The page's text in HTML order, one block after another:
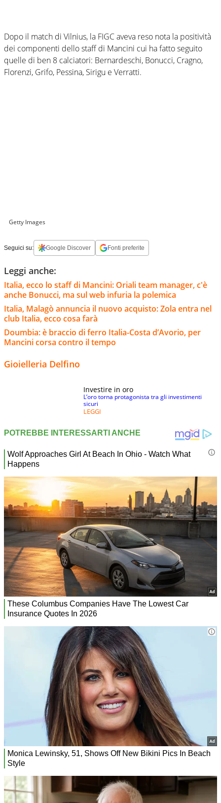
Dopo il match di Vilnius, la FIGC aveva reso nota la positività
dei componenti dello staff di Mancini cui ha fatto seguito
quelle di ben 8 calciatori: Bernardeschi, Bonucci, Cragno,
Florenzi, Grifo, Pessina, Sirigu e Verratti.
Getty Images
Seguici su: Google Discover Fonti preferite
Leggi anche:
Italia, ecco lo staff di Mancini: Oriali team manager, c'è
anche Bonucci, ma sul web infuria la polemica
Italia, Malagò annuncia il nuovo acquisto: Zola entra nel
club Italia, ecco cosa farà
Doumbia: è braccio di ferro Italia-Costa d’Avorio, per
Mancini corsa contro il tempo
Gioielleria Delfino
Investire in oro
L’oro torna protagonista tra gli investimenti
sicuri
LEGGI